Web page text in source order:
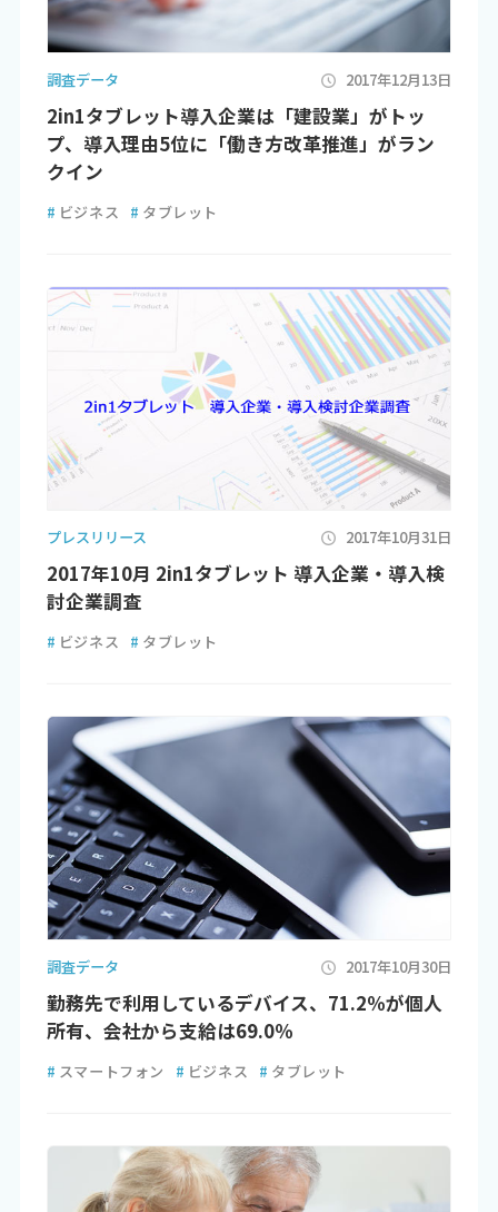
調査データ 2017年12月13日
2in1タブレット導入企業は「建設業」がトッ
プ、導入理由5位に「働き方改革推進」がラン
クイン
# ビジネス # タブレット
プレスリリース 2017年10月31日
2017年10月 2in1タブレット 導入企業・導入検
討企業調査
# ビジネス # タブレット
調査データ 2017年10月30日
勤務先で利用しているデバイス、71.2％が個人
所有、会社から支給は69.0％
# スマートフォン # ビジネス # タブレット